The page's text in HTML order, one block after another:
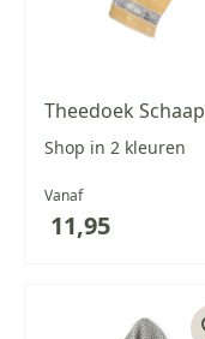
Theedoek Schaap
Shop in 2 kleuren
Vanaf
11,95